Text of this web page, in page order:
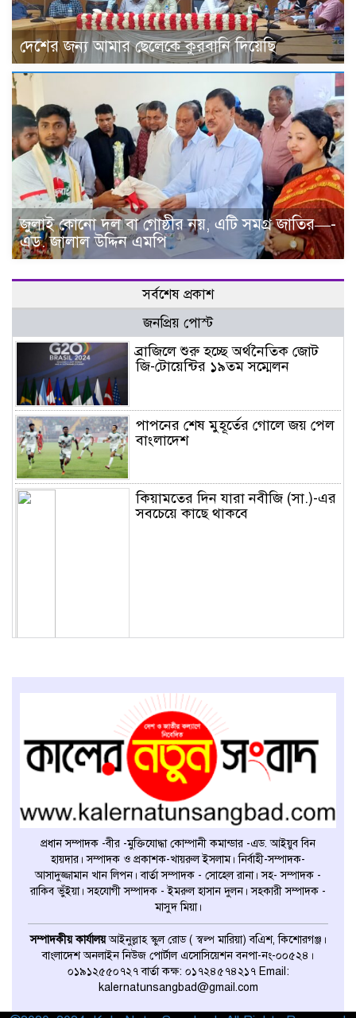
দেশের জন্য আমার ছেলেকে কুরবানি দিয়েছি
জুলাই কোনো দল বা গোষ্ঠীর নয়, এটি সমগ্র জাতির—-
এড. জালাল উদ্দিন এমপি
সর্বশেষ প্রকাশ
জনপ্রিয় পোস্ট
ব্রাজিলে শুরু হচ্ছে অর্থনৈতিক জোট
জি-টোয়েন্টির ১৯তম সম্মেলন
পাপনের শেষ মুহূর্তের গোলে জয় পেল
বাংলাদেশ
কিয়ামতের দিন যারা নবীজি (সা.)-এর
সবচেয়ে কাছে থাকবে
প্রধান সম্পাদক -বীর -মুক্তিযোদ্ধা কোম্পানী কমান্ডার -এড. আইয়ুব বিন
হায়দার। সম্পাদক ও প্রকাশক-খায়রুল ইসলাম। নির্বাহী-সম্পাদক-
আসাদুজ্জামান খান লিপন। বার্তা সম্পাদক - সোহেল রানা। সহ- সম্পাদক -
রাকিব ভুঁইয়া। সহযোগী সম্পাদক - ইমরুল হাসান দুলন। সহকারী সম্পাদক -
মাসুদ মিয়া।
সম্পাদকীয় কার্যালয়আইনুল্লাহ স্কুল রোড ( স্বল্প মারিয়া) বএিশ, কিশোরগঞ্জ।
বাংলাদেশ অনলাইন নিউজ পোর্টাল এসোসিয়েশন বনপা-নং-০০৫২৪।
০১৯১২৫৫০৭২৭ বার্তা কক্ষ: ০১৭২৪৫৭৪২১৭ Email:
kalernatunsangbad@gmail.com